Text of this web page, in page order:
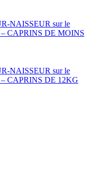
NAISSEUR sur le
– CAPRINS DE MOINS
NAISSEUR sur le
– CAPRINS DE 12KG